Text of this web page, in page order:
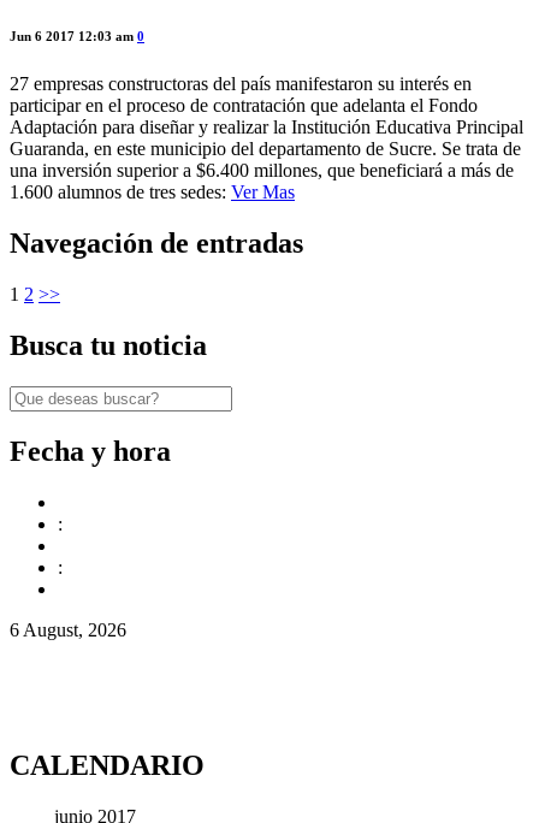
Jun 6 2017 12:03 am 0
27 empresas constructoras del país manifestaron su interés en
participar en el proceso de contratación que adelanta el Fondo
Adaptación para diseñar y realizar la Institución Educativa Principal
Guaranda, en este municipio del departamento de Sucre. Se trata de
una inversión superior a $6.400 millones, que beneficiará a más de
1.600 alumnos de tres sedes: Ver Mas
Navegación de entradas
1 2 >>
Busca tu noticia
Fecha y hora
:
:
6 August, 2026
CALENDARIO
junio 2017